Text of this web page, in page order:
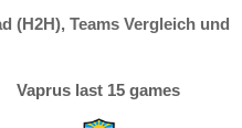
(H2H), Teams Vergleich und
Vaprus last 15 games